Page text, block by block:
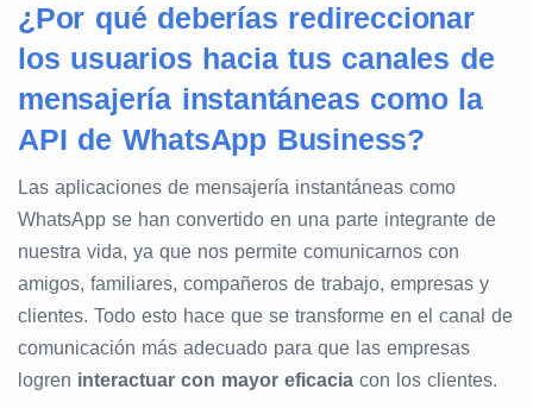
¿Por qué deberías redireccionar
los usuarios hacia tus canales de
mensajería instantáneas como la
API de WhatsApp Business?
Las aplicaciones de mensajería instantáneas como
WhatsApp se han convertido en una parte integrante de
nuestra vida, ya que nos permite comunicarnos con
amigos, familiares, compañeros de trabajo, empresas y
clientes. Todo esto hace que se transforme en el canal de
comunicación más adecuado para que las empresas
logren interactuar con mayor eficacia con los clientes.